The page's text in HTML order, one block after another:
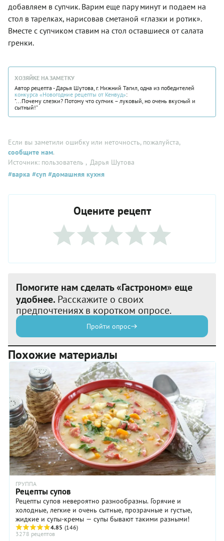
добавляем в супчик. Варим еще пару минут и подаем на
стол в тарелках, нарисовав сметаной «глазки и ротик».
Вместе с супчиком ставим на стол оставшиеся от салата
гренки.
ХОЗЯЙКЕ НА ЗАМЕТКУ
Автор рецепта - Дарья Шутова, г. Нижний Тагил, одна из победителей
конкурса «Новогодние рецепты от Кенвуд»:
"...Почему слезки? Потому что супчик – луковый, но очень вкусный и
сытный!"
Если вы заметили ошибку или неточность, пожалуйста,
сообщите нам.
Источник: пользователь , Дарья Шутова
#варка #суп #домашняя кухня
Оцените рецепт
Помогите нам сделать «Гастроном» еще
удобнее. Расскажите о своих
предпочтениях в коротком опросе.
Пройти опрос
Похожие материалы
ГРУППА
Рецепты супов
Рецепты супов невероятно разнообразны. Горячие и
холодные, легкие и очень сытные, прозрачные и густые,
жидкие и супы-кремы — супы бывают такими разными!
4.85 (146)
3278 рецептов